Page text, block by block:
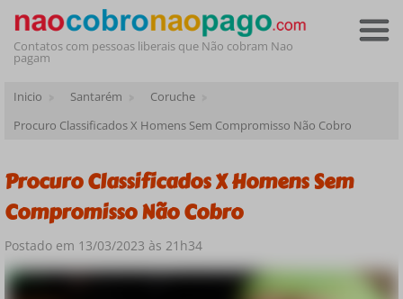
Contatos com pessoas liberais que Não cobram Nao
pagam
Inicio Santarém
Coruche
Procuro Classificados X Homens Sem Compromisso Não Cobro
Procuro Classificados X Homens Sem
Compromisso Não Cobro
Postado em 13/03/2023 às 21h34
Online